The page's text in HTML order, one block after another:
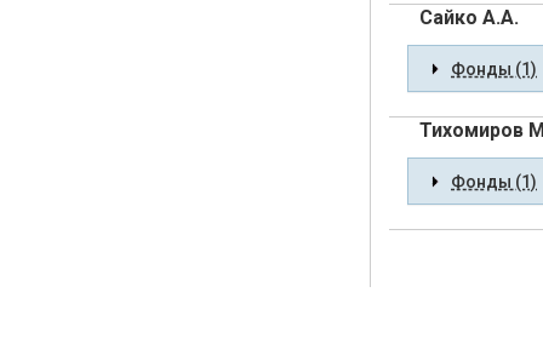
Сайко А.А.
Фонды (1)
Тихомиров
Фонды (1)